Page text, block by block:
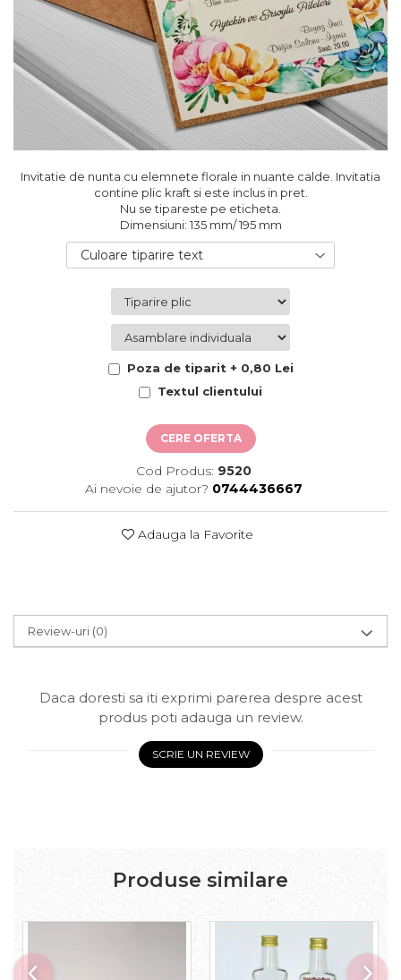
Pungi si cutii prajituri
Sticle si borcane
Cutii flori de hartie
Cutii flori de sapun
Cutii flori mixte
Cutii LUX
Aranjamente tematice
2025 Craciun
2021 Crăciun
Toamna și Halloween
Buchete extravagante
HOME & OFFICE Deco
Invitatie de nunta cu elemnete florale in nuante calde. Invitatia
contine plic kraft si este inclus in pret.
Nu se tipareste pe eticheta.
Dimensiuni: 135 mm/ 195 mm
Culoare tiparire text
Poza de tiparit + 0,80 Lei
Textul clientului
CERE OFERTA
Cod Produs: 9520
Ai nevoie de ajutor? 0744436667
Adauga la Favorite
Review-uri (0)
Daca doresti sa iti exprimi parerea despre acest
produs poti adauga un review.
SCRIE UN REVIEW
Produse similare